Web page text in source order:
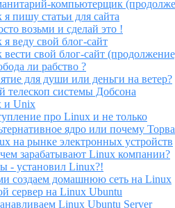
компьютерщик
я пишу статьи для сайта
возьми и сделай это !
я веду свой блог-сайт
вести свой блог-сайт
ли рабство ?
для души или деньги на ветер?
телескоп системы Добсона
и Unix
про Linux и не только
ядро или почему
на рынке электронных устройств
зарабатывают Linux компании?
- установил Linux?!
создаем домашнюю сеть на Linux
сервер на Linux Ubuntu
Linux Ubuntu Server